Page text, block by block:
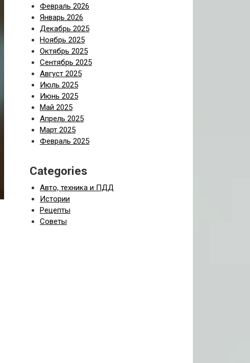
Февраль 2026
Январь 2026
Декабрь 2025
Ноябрь 2025
Октябрь 2025
Сентябрь 2025
Август 2025
Июль 2025
Июнь 2025
Май 2025
Апрель 2025
Март 2025
Февраль 2025
Categories
Авто, техника и ПДД
Истории
Рецепты
Советы